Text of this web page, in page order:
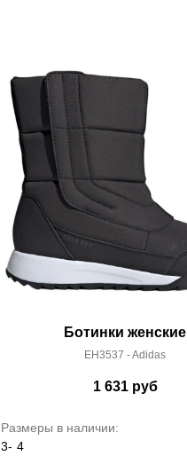
Ботинки женские
EH3537 - Adidas
1 631руб
Размеры в наличии:
3- 4